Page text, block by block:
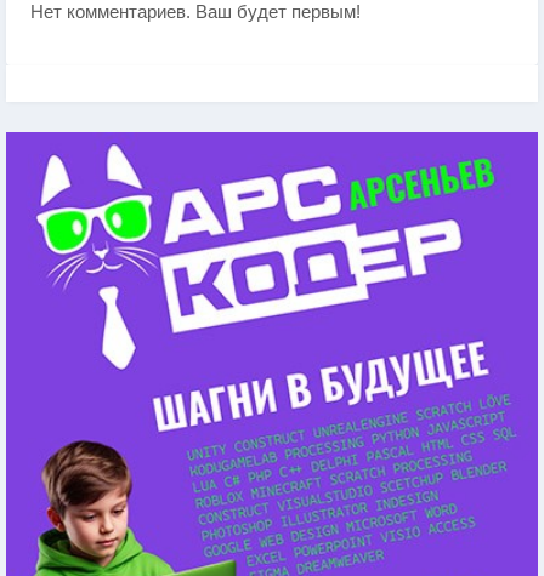
Нет комментариев. Ваш будет первым!